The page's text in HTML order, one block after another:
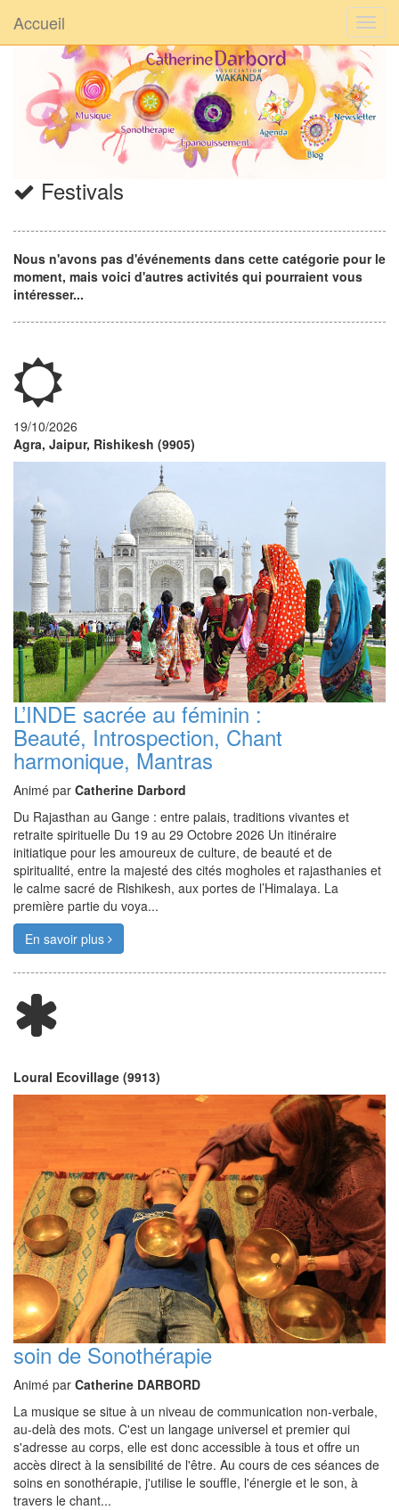
Accueil
Festivals
Nous n'avons pas d'événements dans cette catégorie pour le
moment, mais voici d'autres activités qui pourraient vous
intéresser...
19/10/2026
Agra, Jaipur, Rishikesh (9905)
L’INDE sacrée au féminin :
Beauté, Introspection, Chant
harmonique, Mantras
Animé par Catherine Darbord
Du Rajasthan au Gange : entre palais, traditions vivantes et
retraite spirituelle Du 19 au 29 Octobre 2026 Un itinéraire
initiatique pour les amoureux de culture, de beauté et de
spiritualité, entre la majesté des cités mogholes et rajasthanies et
le calme sacré de Rishikesh, aux portes de l’Himalaya. La
première partie du voya...
En savoir plus
Loural Ecovillage (9913)
soin de Sonothérapie
Animé par Catherine DARBORD
La musique se situe à un niveau de communication non-verbale,
au-delà des mots. C'est un langage universel et premier qui
s'adresse au corps, elle est donc accessible à tous et offre un
accès direct à la sensibilité de l'être. Au cours de ces séances de
soins en sonothérapie, j'utilise le souffle, l'énergie et le son, à
travers le chant...